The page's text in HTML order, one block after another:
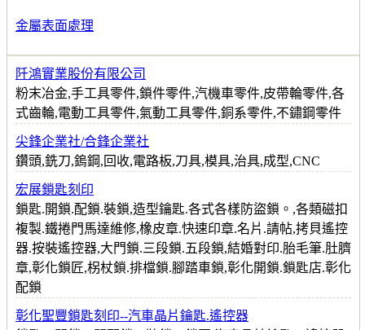
金屬表面處理
阡鴻實業股份有限公司
粉末冶金,手工具零件,鎖件零件,汽機車零件,皮帶輪零件,各
式齒輪,電動工具零件,氣動工具零件,銅系零件,不鏽鋼零件
尖鋒企業社/合鋒企業社
鑽頭,銑刀,鎢鋼,回收,電路板,刀具,模具,治具,成型,CNC
宏展鎖匙刻印
鎖匙.開鎖.配鎖.裝鎖,造型鑰匙.各式各樣防盜鎖。,各類磁扣
複製.鐵捲門馬達維修,橡皮章.快速印章.名片.請帖,拷貝遙控
器.按裝遙控器,大門鎖.三段鎖.五段鎖,結婚對印.胎毛筆.肚臍
章,彰化鎖匠,柺杖鎖.排檔鎖.腳踏車鎖,彰化開鎖.鎖匙店.彰化
配鎖
彰化聖豐鎖匙刻印--汽車晶片鑰匙.遙控器